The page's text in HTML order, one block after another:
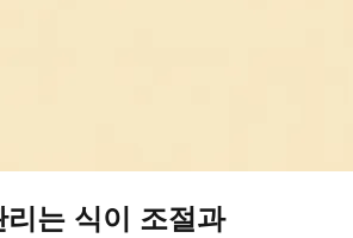
는 식이 조절과